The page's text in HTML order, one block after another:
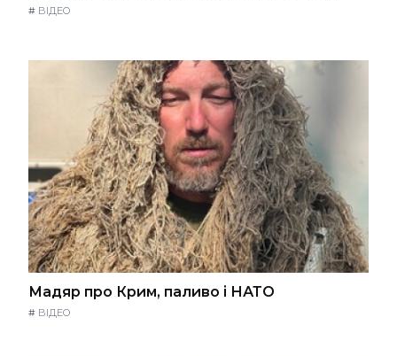
# ВІДЕО
Мадяр про Крим, паливо і НАТО
# ВІДЕО